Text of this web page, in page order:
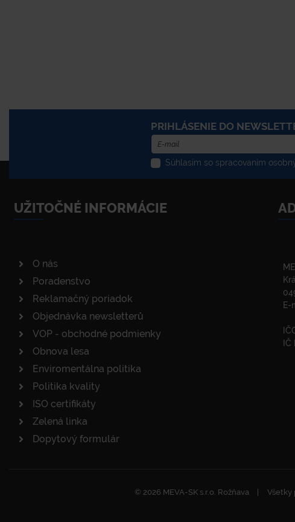
PRIHLÁSENIE DO
Súhlasím so spracovaním
UŽITOČNÉ INFORMÁCIE
O nás
Poradenstvo
Reklamačný poriadok
Objednávka newsletterů
VOP - obchodné podmienky
Obnova lesa
Enviromentálna politika
Politika kvality
ISO certifikáty
Zelená linka
Dopytový formulár
E-
© 2026 MEVA-SK s.r.o. Rožňava Všetky